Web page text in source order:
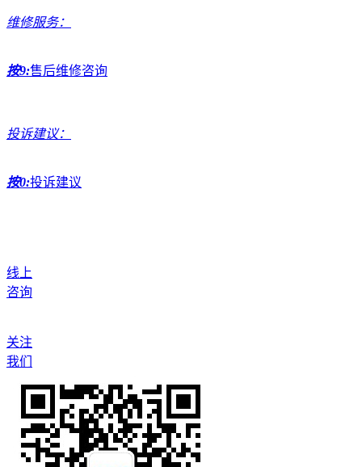
维修服务：
按9:售后维修咨询
投诉建议：
按0:投诉建议
线上
咨询
关注
我们